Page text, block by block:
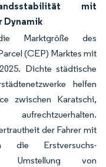
mit
Dynamik
Marktgröße des
(CEP) Marktes mit
Dichte städtische
helfen
zwischen Karatschi,
der Fahrer mit
die Erstversuchs-
Umstellung von